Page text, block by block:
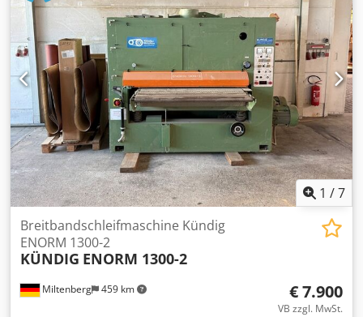
1 /7
Miltenberg 459 km
Breitbandschleifmaschine Kündig
ENORM 1300-2
KÜNDIG ENORM 1300-2
€ 7.900
VB zzgl. MwSt.